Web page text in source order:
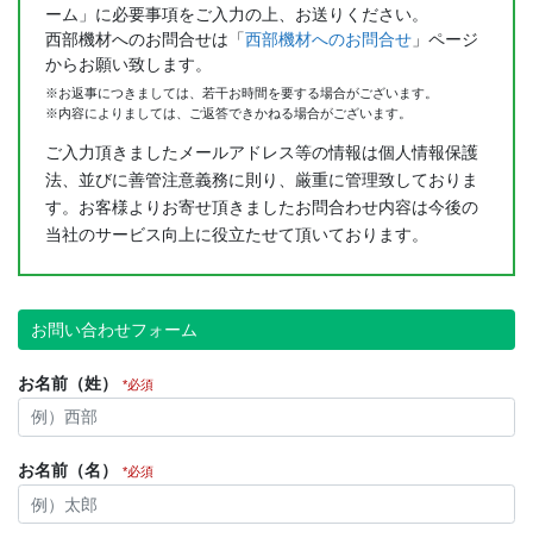
ーム」に必要事項をご入力の上、お送りください。
西部機材へのお問合せは「西部機材へのお問合せ 」ページ
からお願い致します。
※お返事につきましては、若干お時間を要する場合がございます。
※内容によりましては、ご返答できかねる場合がございます。
ご入力頂きましたメールアドレス等の情報は個人情報保護
法、並びに善管注意義務に則り、厳重に管理致しておりま
す。お客様よりお寄せ頂きましたお問合わせ内容は今後の
当社のサービス向上に役立たせて頂いております。
お問い合わせフォーム
お名前（姓） *必須
お名前（名） *必須